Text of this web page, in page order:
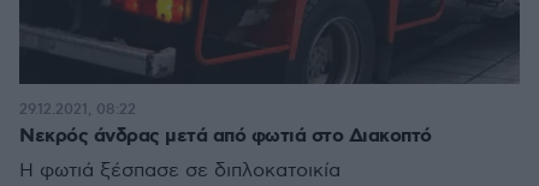
Νεκρός άνδρας μετά από φωτιά στο Διακοπτό
Η φωτιά ξέσπασε σε διπλοκατοικία
29.12.2021, 08:22